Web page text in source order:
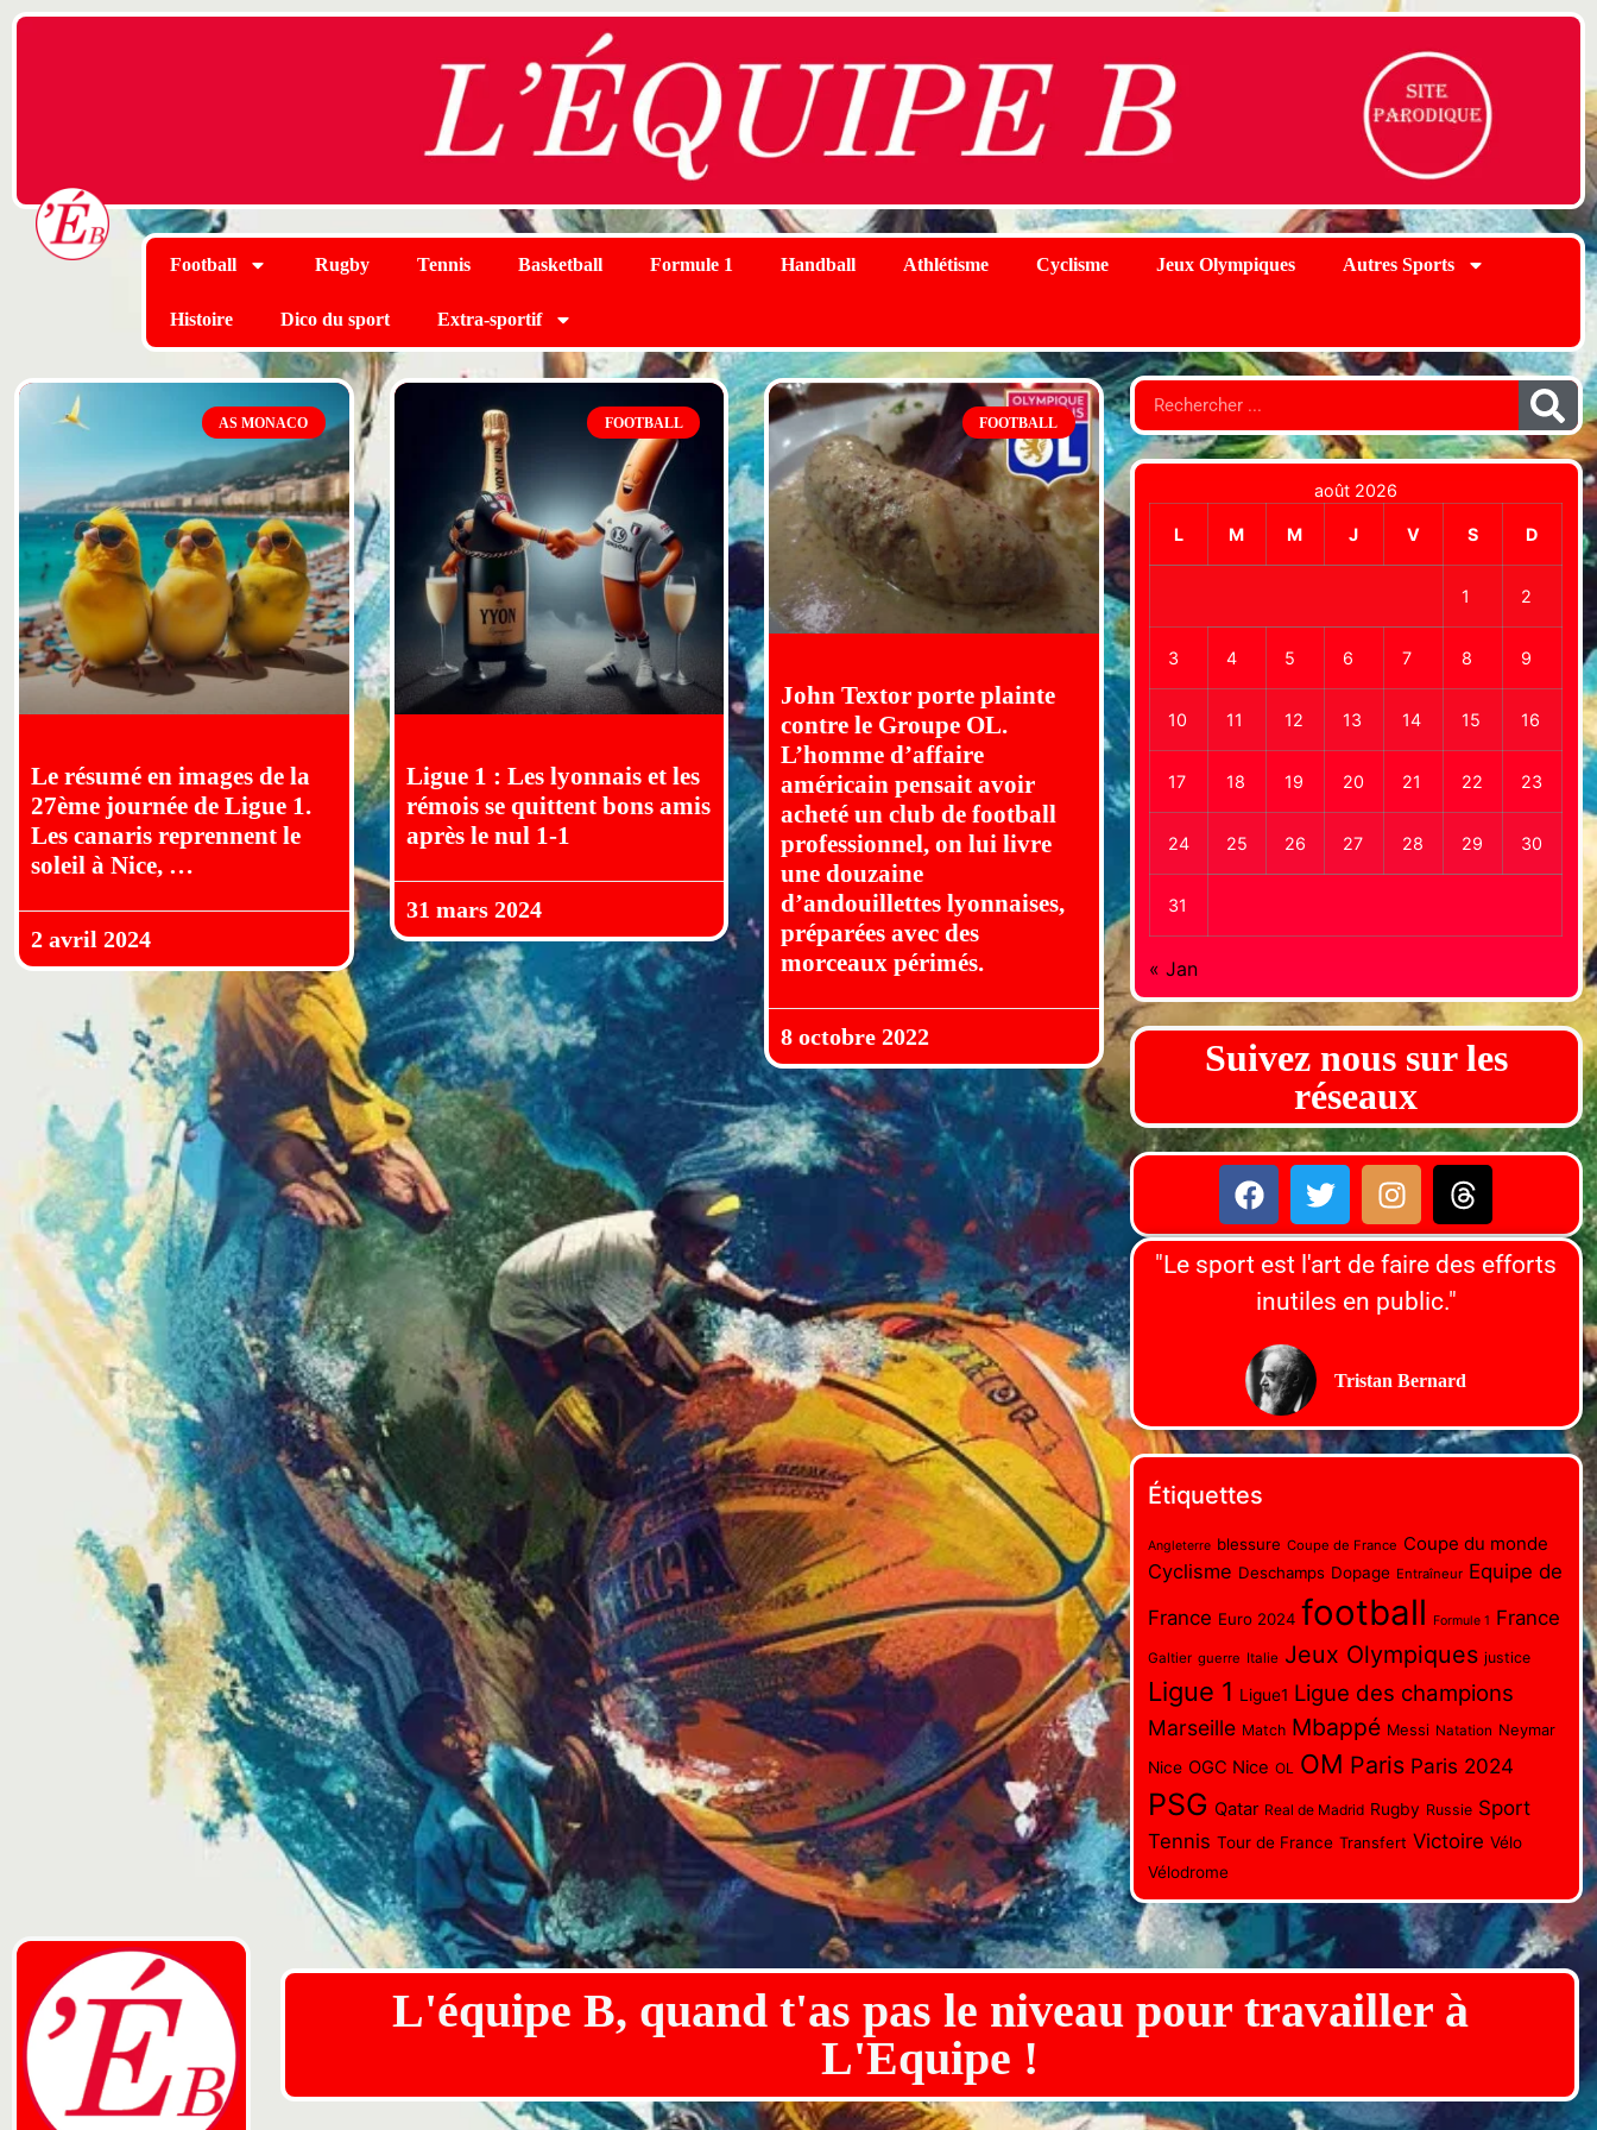
Football Rugby Tennis Basketball Formule 1 Handball Athlétisme Cyclisme Jeux Olympiques Autres Sports
Histoire Dico du sport Extra-sportif
AS MONACO
Le résumé en images de la
27ème journée de Ligue 1.
Les canaris reprennent le
soleil à Nice, …
2 avril 2024
FOOTBALL
Ligue 1 : Les lyonnais et les
rémois se quittent bons amis
après le nul 1-1
31 mars 2024
FOOTBALL
John Textor porte plainte
contre le Groupe OL.
L’homme d’affaire
américain pensait avoir
acheté un club de football
professionnel, on lui livre
une douzaine
d’andouillettes lyonnaises,
préparées avec des
morceaux périmés.
8 octobre 2022
août 2026
L M M J V S D
1 2
3 4 5 6 7 8 9
10 11 12 13 14 15 16
17 18 19 20 21 22 23
24 25 26 27 28 29 30
31
« Jan
Suivez nous sur les
réseaux
"Le sport est l'art de faire des efforts
inutiles en public."
Tristan Bernard
Étiquettes
Angleterre blessure Coupe de France Coupe du monde
Cyclisme Deschamps Dopage Entraîneur Equipe de
France Euro 2024 football Formule 1 France
Galtier guerre Italie Jeux Olympiques justice
Ligue 1 Ligue1 Ligue des champions
Marseille Match Mbappé Messi Natation Neymar
Nice OGC Nice OL OM Paris Paris 2024
PSG Qatar Real de Madrid Rugby Russie Sport
Tennis Tour de France Transfert Victoire Vélo
Vélodrome
L'équipe B, quand t'as pas le niveau pour travailler à
L'Equipe !